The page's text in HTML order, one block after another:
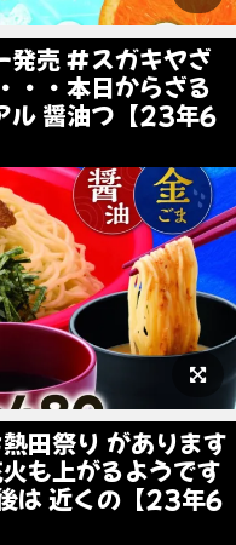
発売 #スガキヤざ
・・本日からざる
ル 醤油つ【23年6
田祭り があります
も上がるようです
は 近くの【23年6